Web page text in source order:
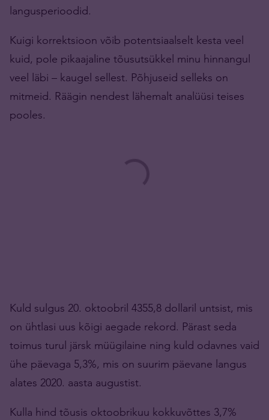
langusperioodid.
Kuigi korrektsioon võib potentsiaalselt kesta veel
kuid, pole pikaajaline tõusutsükkel minu hinnangul
veel läbi – kaugel sellest. Põhjuseid selleks on
mitmeid. Räägin nendest lähemalt analüüsi teises
pooles.
Kuld sulgus 20. oktoobril 4355,8 dollaril untsist, mis
on ühtlasi uus kõigi aegade rekord. Pärast seda
toimus turul järsk müügilaine ning kuld odavnes vaid
ühe päevaga 5,3%, mis on suurim päevane langus
alates 2020. aasta augustist.
Kulla hind tõusis oktoobrikuu kokkuvõttes 3,7%